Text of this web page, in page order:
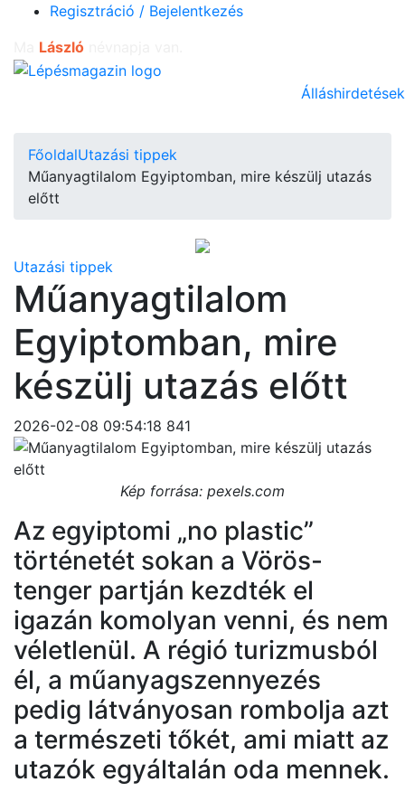
Regisztráció / Bejelentkezés
László
Álláshirdetések
FőoldalUtazási tippek
Műanyagtilalom Egyiptomban, mire készülj utazás
előtt
Utazási tippek
Műanyagtilalom
Egyiptomban, mire
készülj utazás előtt
2026-02-08 09:54:18 841
Kép forrása: pexels.com
Az egyiptomi „no plastic”
történetét sokan a Vörös-
tenger partján kezdték el
igazán komolyan venni, és nem
véletlenül. A régió turizmusból
él, a műanyagszennyezés
pedig látványosan rombolja azt
a természeti tőkét, ami miatt az
utazók egyáltalán oda mennek.